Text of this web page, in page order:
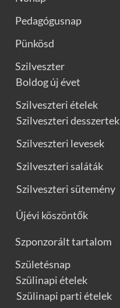
Pedagógusnap
Pünkösd
Szilveszter
Boldog új évet
Szilveszteri ételek
Szilveszteri desszertek
Szilveszteri levesek
Szilveszteri saláták
Szilveszteri sütemény
Újévi köszöntők
Szponzorált tartalom
Születésnap
Szülinapi ételek
Szülinapi parti ételek